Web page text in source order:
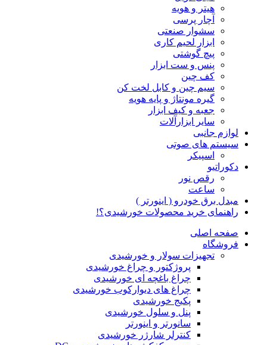
هیتر و هویه
آچار پرسی
سشوار صنعتی
ابزار لحیم کاری
پیچ گوشتی
پنس و ست ابزار
کف چین
سیم چین و کابل لخت کن
گیره مونتاژ و پایه هویه
جعبه و کیف ابزار
سایر ابزارآلات
لوازم جانبی
سیستم های صوتی
اسپیکر
دکوراتیو
رقص نور
ساعت
مبدل برق خودرو ( اینورتر )
راهنمای خرید محصولات خورشیدی؟!
صفحه اصلی
فروشگاه
تجهیزات سولار و خورشیدی
پروژکتور و چراغ خورشیدی
چراغ باغچه ای خورشیدی
چراغ های دیوارکوب خورشیدی
پکیج خورشیدی
پنل و سلول خورشیدی
سانورتر و اینورتر
کنترلر شارژر خورشیدی